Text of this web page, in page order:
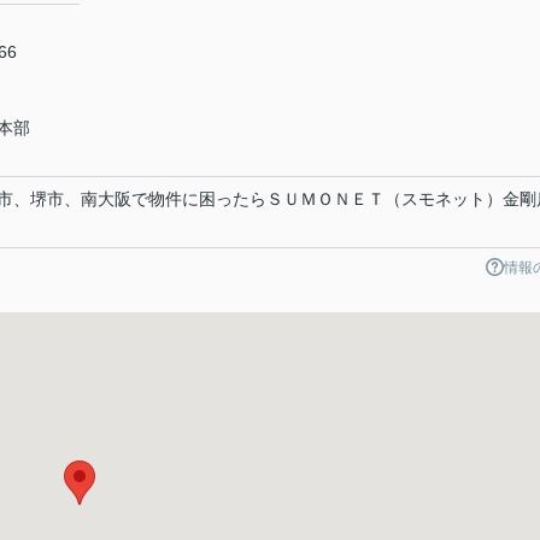
部
、堺市、南大阪で物件に困ったらＳＵＭＯＮＥＴ（スモネット）金剛
情報